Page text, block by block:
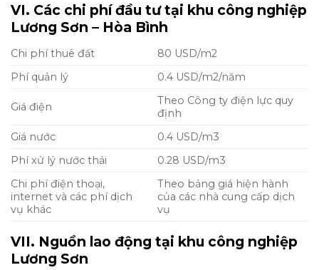
VI. Các chi phí đầu tư tại khu công nghiệp
Lương Sơn – Hòa Bình
Chi phí thuê đất
80 USD/m2
Phí quản lý
0.4 USD/m2/năm
Giá điện
Theo Công ty điện lực quy
định
Giá nước
0.4 USD/m3
Phí xử lý nước thải
0.28 USD/m3
Chi phí điện thoại,
internet và các phí dịch
vụ khác
Theo bảng giá hiện hành
của các nhà cung cấp dịch
vụ
VII. Nguồn lao động tại khu công nghiệp
Lương Sơn